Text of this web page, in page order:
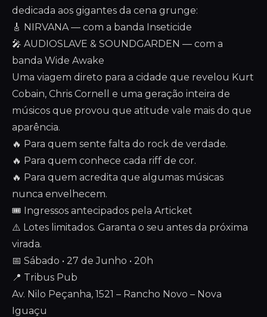
dedicada aos gigantes da cena grunge:
🎸 NIRVANA — com a banda Inseticide
🎤 AUDIOSLAVE & SOUNDGARDEN — com a
banda Wide Awake
Uma viagem direto para a cidade que revelou Kurt
Cobain, Chris Cornell e uma geração inteira de
músicos que provou que atitude vale mais do que
aparência.
🔥 Para quem sente falta do rock de verdade.
🔥 Para quem conhece cada riff de cor.
🔥 Para quem acredita que algumas músicas
nunca envelhecem.
🎟️ Ingressos antecipados pela Articket
⚠️ Lotes limitados. Garanta o seu antes da próxima
virada.
📅 Sábado • 27 de Junho • 20h
📍 Tribus Pub
Av. Nilo Peçanha, 1521 – Rancho Novo – Nova
Iguaçu